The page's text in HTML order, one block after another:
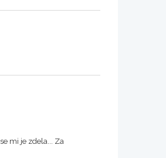
mi je zdela... Za